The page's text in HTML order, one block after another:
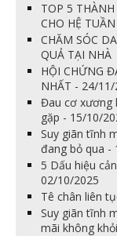
TOP 5
CHO HỆ
CHĂM SÓC
QUẢ TẠI
HỘI CHỨNG
NHẤT - 24/11/
Đau cơ xương
gặp - 15/10/
Suy giãn tĩnh
đang bỏ qua -
5 Dấu hiệu
02/10/2025
Tê chân liên
Suy giãn tĩnh
mãi không